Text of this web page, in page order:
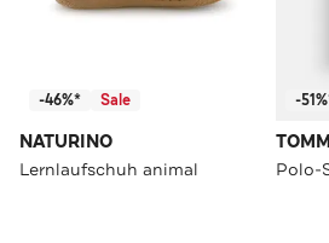
-46%* Sale
NATURINO
Lernlaufschuh animal
-
Polo-